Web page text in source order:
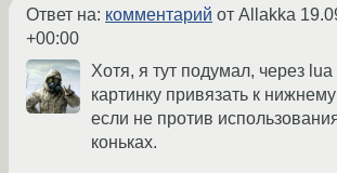
Ответ на: комментарий от Allakka
+00:00
Хотя, я тут подумал, через
картинку привязать к
если не против
коньках.